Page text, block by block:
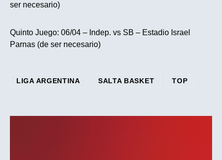
ser necesario)
Quinto Juego: 06/04 – Indep. vs SB – Estadio Israel
Parnas (de ser necesario)
LIGA ARGENTINA SALTA BASKET TOP